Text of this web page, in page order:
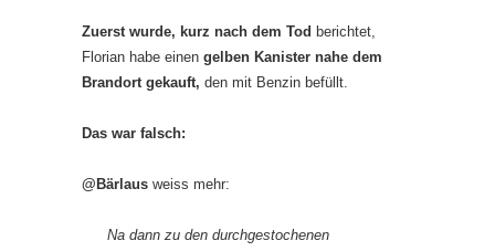
Zuerst wurde, kurz nach dem Tod berichtet,
Florian habe einen gelben Kanister nahe dem
Brandort gekauft, den mit Benzin befüllt.
Das war falsch:
@Bärlaus weiss mehr:
Na dann zu den durchgestochenen